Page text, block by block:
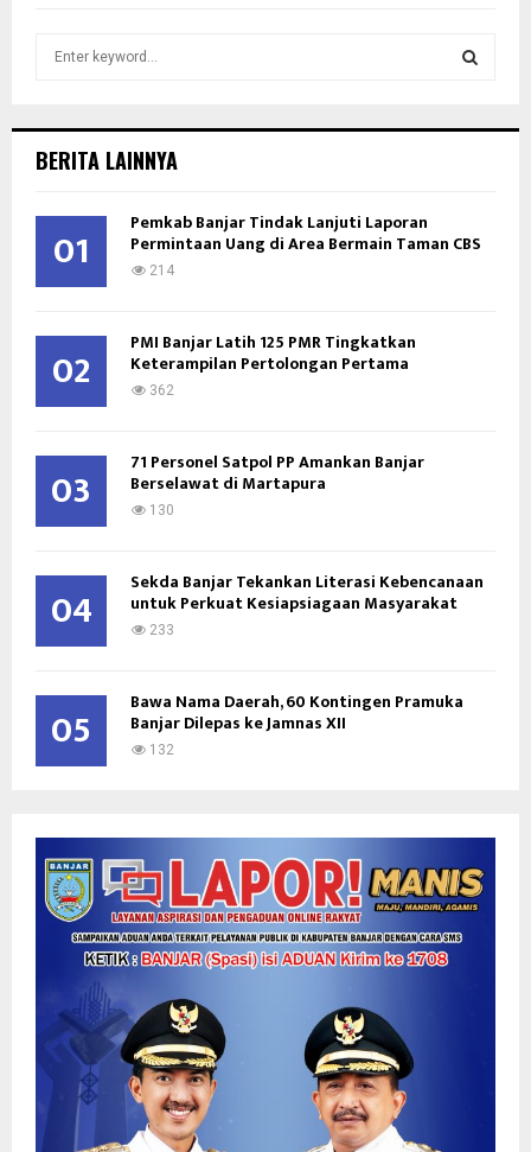
h
o
R
BERITA LAINNYA
01 Pemkab Banjar Tindak Lanjuti Laporan
Permintaan Uang di Area Bermain Taman CBS
214
02 PMI Banjar Latih 125 PMR Tingkatkan
Keterampilan Pertolongan Pertama
362
03 71 Personel Satpol PP Amankan Banjar
Berselawat di Martapura
130
04 Sekda Banjar Tekankan Literasi Kebencanaan
untuk Perkuat Kesiapsiagaan Masyarakat
233
05 Bawa Nama Daerah, 60 Kontingen Pramuka
Banjar Dilepas ke Jamnas XII
132